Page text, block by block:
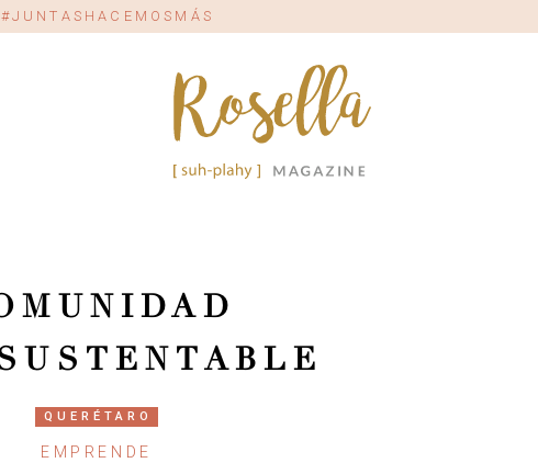
QUERÉTARO
EMPRENDE